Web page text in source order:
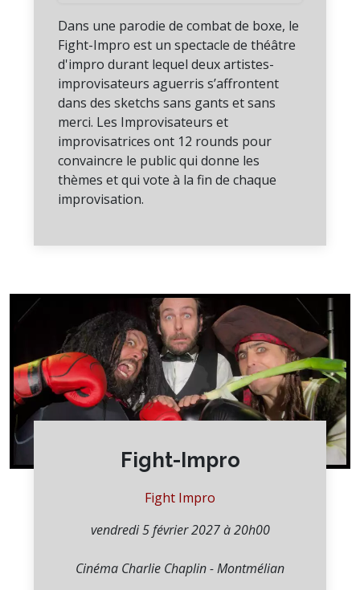
Dans une parodie de combat de boxe, le
Fight-Impro est un spectacle de théâtre
d'impro durant lequel deux artistes-
improvisateurs aguerris s’affrontent
dans des sketchs sans gants et sans
merci. Les Improvisateurs et
improvisatrices ont 12 rounds pour
convaincre le public qui donne les
thèmes et qui vote à la fin de chaque
improvisation.
Fight-Impro
Fight Impro
vendredi 5 février 2027 à 20h00
Cinéma Charlie Chaplin - Montmélian